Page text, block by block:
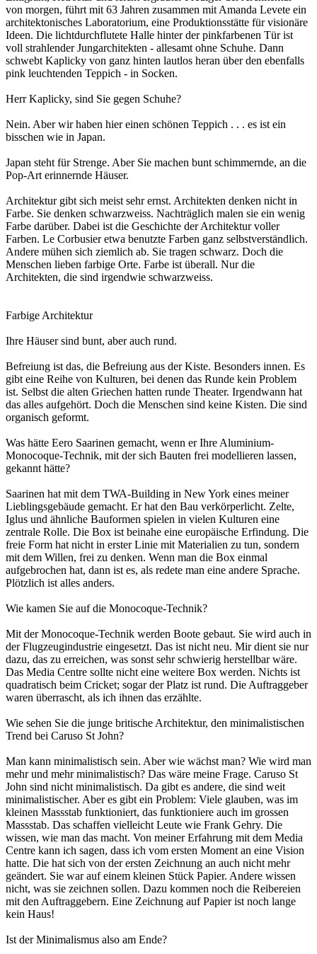
von morgen, führt mit 63 Jahren zusammen mit Amanda Levete ein
architektonisches Laboratorium, eine Produktionsstätte für visionäre
Ideen. Die lichtdurchflutete Halle hinter der pinkfarbenen Tür ist
voll strahlender Jungarchitekten - allesamt ohne Schuhe. Dann
schwebt Kaplicky von ganz hinten lautlos heran über den ebenfalls
pink leuchtenden Teppich - in Socken.
Herr Kaplicky, sind Sie gegen Schuhe?
Nein. Aber wir haben hier einen schönen Teppich . . . es ist ein
bisschen wie in Japan.
Japan steht für Strenge. Aber Sie machen bunt schimmernde, an die
Pop-Art erinnernde Häuser.
Architektur gibt sich meist sehr ernst. Architekten denken nicht in
Farbe. Sie denken schwarzweiss. Nachträglich malen sie ein wenig
Farbe darüber. Dabei ist die Geschichte der Architektur voller
Farben. Le Corbusier etwa benutzte Farben ganz selbstverständlich.
Andere mühen sich ziemlich ab. Sie tragen schwarz. Doch die
Menschen lieben farbige Orte. Farbe ist überall. Nur die
Architekten, die sind irgendwie schwarzweiss.
Farbige Architektur
Ihre Häuser sind bunt, aber auch rund.
Befreiung ist das, die Befreiung aus der Kiste. Besonders innen. Es
gibt eine Reihe von Kulturen, bei denen das Runde kein Problem
ist. Selbst die alten Griechen hatten runde Theater. Irgendwann hat
das alles aufgehört. Doch die Menschen sind keine Kisten. Die sind
organisch geformt.
Was hätte Eero Saarinen gemacht, wenn er Ihre Aluminium-
Monocoque-Technik, mit der sich Bauten frei modellieren lassen,
gekannt hätte?
Saarinen hat mit dem TWA-Building in New York eines meiner
Lieblingsgebäude gemacht. Er hat den Bau verkörperlicht. Zelte,
Iglus und ähnliche Bauformen spielen in vielen Kulturen eine
zentrale Rolle. Die Box ist beinahe eine europäische Erfindung. Die
freie Form hat nicht in erster Linie mit Materialien zu tun, sondern
mit dem Willen, frei zu denken. Wenn man die Box einmal
aufgebrochen hat, dann ist es, als redete man eine andere Sprache.
Plötzlich ist alles anders.
Wie kamen Sie auf die Monocoque-Technik?
Mit der Monocoque-Technik werden Boote gebaut. Sie wird auch in
der Flugzeugindustrie eingesetzt. Das ist nicht neu. Mir dient sie nur
dazu, das zu erreichen, was sonst sehr schwierig herstellbar wäre.
Das Media Centre sollte nicht eine weitere Box werden. Nichts ist
quadratisch beim Cricket; sogar der Platz ist rund. Die Auftraggeber
waren überrascht, als ich ihnen das erzählte.
Wie sehen Sie die junge britische Architektur, den minimalistischen
Trend bei Caruso St John?
Man kann minimalistisch sein. Aber wie wächst man? Wie wird man
mehr und mehr minimalistisch? Das wäre meine Frage. Caruso St
John sind nicht minimalistisch. Da gibt es andere, die sind weit
minimalistischer. Aber es gibt ein Problem: Viele glauben, was im
kleinen Massstab funktioniert, das funktioniere auch im grossen
Massstab. Das schaffen vielleicht Leute wie Frank Gehry. Die
wissen, wie man das macht. Von meiner Erfahrung mit dem Media
Centre kann ich sagen, dass ich vom ersten Moment an eine Vision
hatte. Die hat sich von der ersten Zeichnung an auch nicht mehr
geändert. Sie war auf einem kleinen Stück Papier. Andere wissen
nicht, was sie zeichnen sollen. Dazu kommen noch die Reibereien
mit den Auftraggebern. Eine Zeichnung auf Papier ist noch lange
kein Haus!
Ist der Minimalismus also am Ende?